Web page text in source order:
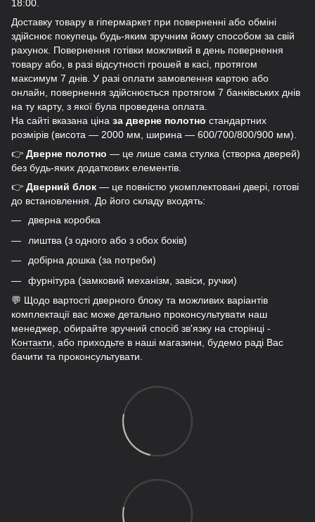
18:00.
Доставку товару в гіпермаркет при поверненні або обміні
здійснює покупець будь-яким зручним йому способом за свій
рахунок. Повернення готівки можливий в день повернення
товару або, в разі відсутності грошей в касі, протягом
максимум 7 днів. У разі оплати замовлення картою або
онлайн, повернення здійснюється протягом 7 банківських днів
на ту карту, з якої була проведена оплата.
На сайті вказана ціна за дверне полотно стандартних
розмірів (висота — 2000 мм, ширина — 600/700/800/900 мм).
👉 Дверне полотно — це лише сама стулка (створка дверей)
без будь-яких додаткових елементів.
👉 Дверний блок — це повністю укомплектовані двері, готові
до встановлення. До його складу входять:
дверна коробка
лиштва (з одного або з обох боків)
добірна дошка (за потреби)
фурнітура (замковий механізм, завіси, ручки)
💬 Щодо вартості дверного блоку та можливих варіантів
комплектації вас може детально проконсультувати наш
менеджер, обирайте зручний спосіб зв'язку на сторінці -
Контакти , або приходьте в наші магазини, будемо раді Вас
бачити та проконсультувати.